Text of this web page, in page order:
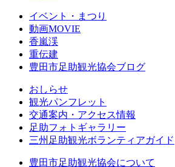
イベント・まつり
動画MOVIE
香嵐渓
重伝建
豊田市足助観光協会ブログ
おしらせ
観光パンフレット
交通案内・アクセス情報
足助フォトギャラリー
三州足助観光ボランティアガイド
豊田市足助観光協会について